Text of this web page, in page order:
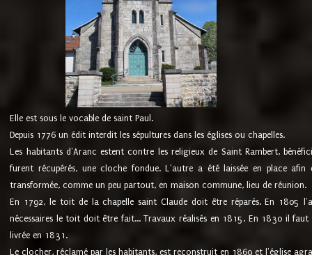
Elle est sous le vocable de saint Paul.
Depuis 1776 un édit interdit les sépultures dans les églises ou chapelles.
Les habitants d'Aranc estent contre les religieux de Saint Rambert,
furent récupérés, une cloche fondue. L'autre a été laissée en place
transformée, comme un peu partout, en maison commune, lieu de réunion.
En 1792, le toit de la chapelle saint Claude doit être réparés. En 1805
nécessaires le toit doit être fait... Travaux réalisés en 1815. En 1830 il
livrée en 1831.
Le clocher, réclamé par les habitants, est reconstruit en 1869 et l'église